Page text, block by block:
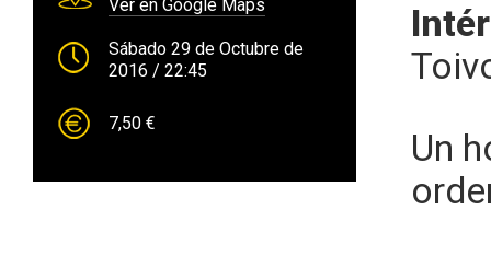
Ver en Google Maps
Sábado 29 de Octubre de
2016 / 22:45
7,50 €
Un